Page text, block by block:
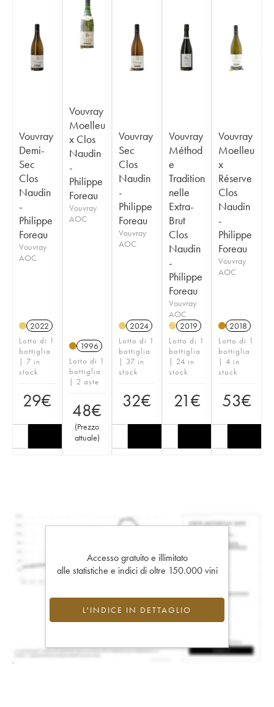
Vouvray
Demi-
Sec
Clos
Naudin
-
Philippe
Foreau
Vouvray
AOC
2022
Lotto di 1
bottiglia
| 7 in
stock
29€
Vouvray
Moelleu
x Clos
Naudin
-
Philippe
Foreau
Vouvray
AOC
1996
Lotto di 1
bottiglia
| 2 aste
48€
(Prezzo
attuale)
Vouvray
Sec
Clos
Naudin
-
Philippe
Foreau
Vouvray
AOC
2024
Lotto di 1
bottiglia
| 37 in
stock
32€
Vouvray
Méthod
e
Tradition
nelle
Extra-
Brut
Clos
Naudin
-
Philippe
Foreau
Vouvray
AOC
H 2019
Lotto di 1
bottiglia
| 24 in
stock
21€
Vouvray
Moelleu
x
Réserve
Clos
Naudin
-
Philippe
Foreau
Vouvray
AOC
2018
Lotto di 1
bottiglia
| 4 in
stock
53€
Accesso gratuito e illimitato
alle statistiche e indici di oltre 150.000 vini
L'INDICE IN DETTAGLIO